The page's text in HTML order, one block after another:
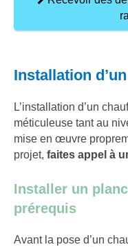
Installation
L’installation d’un
méticuleuse tant au
mise en œuvre
projet, faites appel à
Installer un
prérequis
Avant la pose d’un